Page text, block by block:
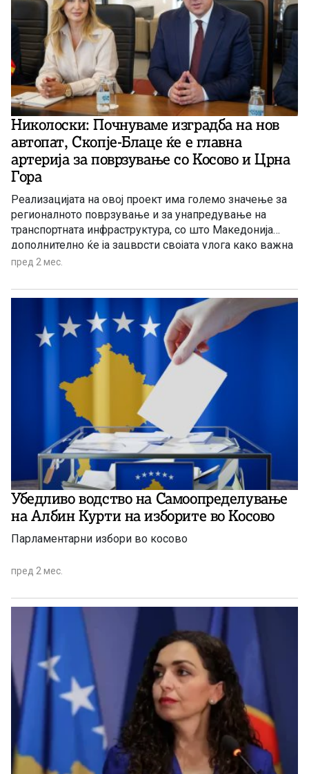
Николоски: Почнуваме изградба на нов
автопат, Скопје-Блаце ќе е главна
артерија за поврзување со Косово и Црна
Гора
Реализацијата на овој проект има големо значење за
регионалното поврзување и за унапредување на
транспортната инфраструктура, со што Македонија
дополнително ќе ја зацврсти својата улога како важна
транзитна и транспортна врска во регионот. По
обезбедување на соодветни банкарски гаранции ќе
започне изведбата на терен и градежни активности.
пред 2 мес.
Убедливо водство на Самоопределување
на Албин Курти на изборите во Косово
Парламентарни избори во косово
пред 2 мес.